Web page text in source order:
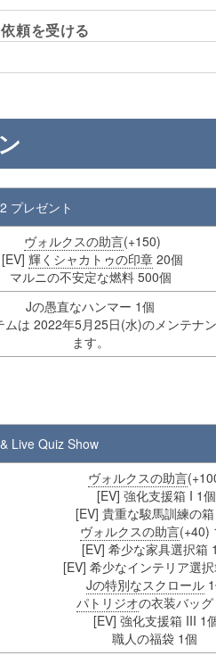
頼を受ける
プレゼント
ヴォルクスの助言(+150)
[EV] 輝くシャカトゥの印章20個
マルニの不安定な燃料 500個
Jの愚直なハンマー 1個
ムは 2022年5月25日(水)のメンテナ
ます。
Live Quiz Show
ヴォルクスの助言
[EV] 強化支援箱 I 1個
[EV] 貴重な駿馬訓練の
ヴォルクスの助言(+40)
[EV] 希少な家具選択箱
[EV] 希少なインテリア選
Jの特別なスクロール1
パトリジオの衣装バッ
[EV] 強化支援箱 III 1
職人の福袋 1個